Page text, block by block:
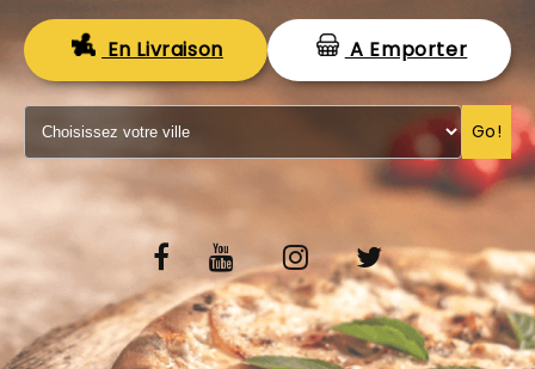
ACCUEIL
LA CARTE
VOTRE COMPTE
NOTRE RESTAURANT
VOS AVIS
MENTIONS LÉGALES
C.G.V
En Livraison A Emporter
Go!